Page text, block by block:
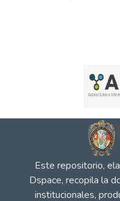
Este repositorio,
Dspace, recopila la
institucionales,